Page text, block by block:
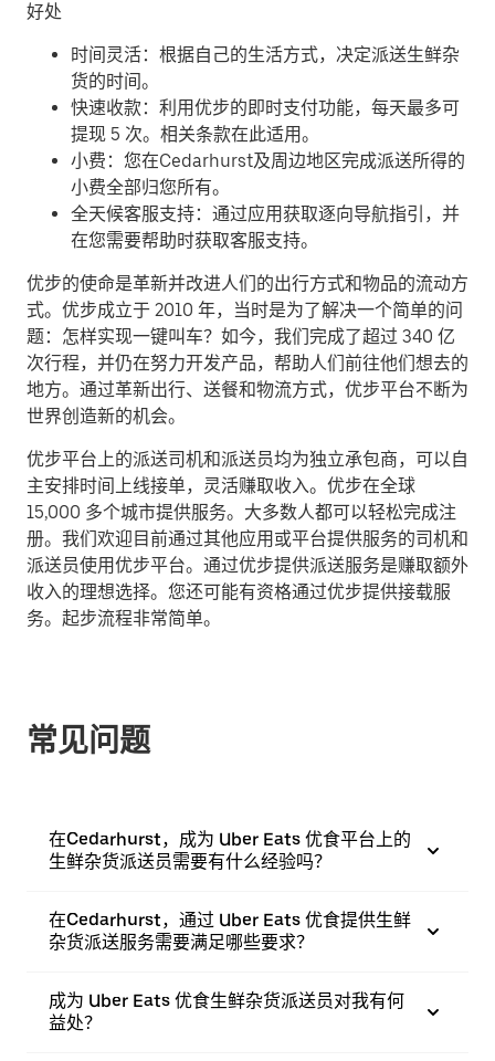
好处
时间灵活：根据自己的生活方式，决定派送生鲜杂
货的时间。
快速收款：利用优步的即时支付功能，每天最多可
提现 5 次。相关条款在此适用。
小费：您在Cedarhurst及周边地区完成派送所得的
小费全部归您所有。
全天候客服支持：通过应用获取逐向导航指引，并
在您需要帮助时获取客服支持。
优步的使命是革新并改进人们的出行方式和物品的流动方
式。优步成立于 2010 年，当时是为了解决一个简单的问
题：怎样实现一键叫车？如今，我们完成了超过 340 亿
次行程，并仍在努力开发产品，帮助人们前往他们想去的
地方。通过革新出行、送餐和物流方式，优步平台不断为
世界创造新的机会。
优步平台上的派送司机和派送员均为独立承包商，可以自
主安排时间上线接单，灵活赚取收入。优步在全球
15,000 多个城市提供服务。大多数人都可以轻松完成注
册。我们欢迎目前通过其他应用或平台提供服务的司机和
派送员使用优步平台。通过优步提供派送服务是赚取额外
收入的理想选择。您还可能有资格通过优步提供接载服
务。起步流程非常简单。
常见问题
在Cedarhurst，成为 Uber Eats 优食平台上的
生鲜杂货派送员需要有什么经验吗？
在Cedarhurst，通过 Uber Eats 优食提供生鲜
杂货派送服务需要满足哪些要求？
成为 Uber Eats 优食生鲜杂货派送员对我有何
益处？